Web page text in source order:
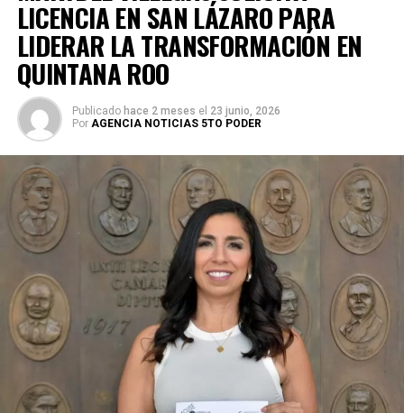
Durante su encargo en la Cámara Alta, Gino Segura centró
su agenda legislativa en iniciativas orientadas a
robustecer el desarrollo económico, la sustentabilidad
turística y la equidad social. Sin embargo, enfatizó que la
coyuntura actual exige priorizar la organización comunitaria
para asegurar la continuidad del proyecto político en la
región sureste del país.
Con esta determinación, el senador abre una etapa
decisiva en su trayectoria pública, apostando por una
LICENCIA EN SAN LÁZARO PARA
LIDERAR LA TRANSFORMACIÓN EN
QUINTANA ROO
Publicado hace 2 meses el 23 junio, 2026
Por AGENCIA NOTICIAS 5TO PODER